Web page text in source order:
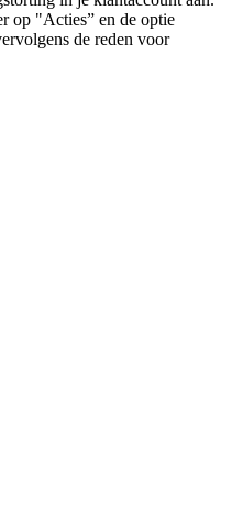
op "Acties” en de optie
de reden voor